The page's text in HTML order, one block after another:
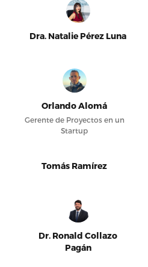
Dra. Natalie Pérez Luna
Orlando Alomá
Gerente de Proyectos en un
Startup
Tomás Ramírez
Dr. Ronald Collazo
Pagán